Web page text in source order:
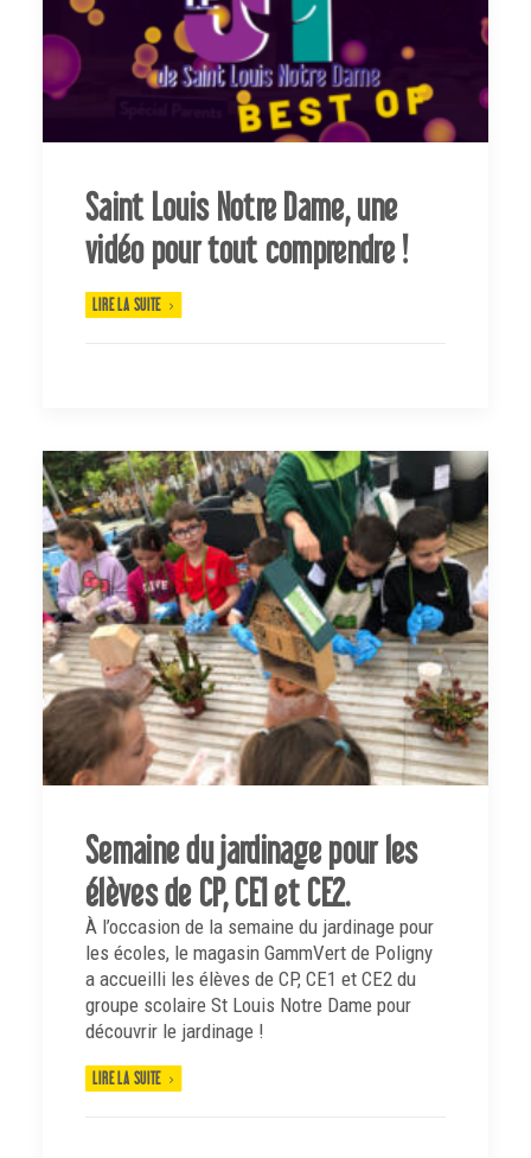
Saint Louis Notre Dame, une
vidéo pour tout comprendre !
LIRE LA SUITE
Semaine du jardinage pour les
élèves de CP, CE1 et CE2.
À l’occasion de la semaine du jardinage pour
les écoles, le magasin GammVert de Poligny
a accueilli les élèves de CP, CE1 et CE2 du
groupe scolaire St Louis Notre Dame pour
découvrir le jardinage !
LIRE LA SUITE